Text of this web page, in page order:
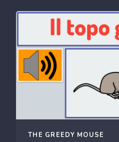
THE GREEDY MOUSE